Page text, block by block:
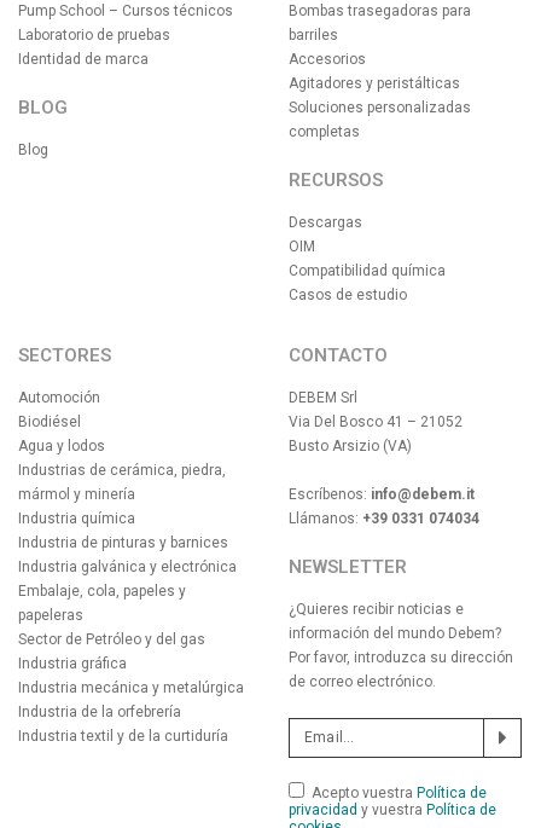
Pump School – Cursos técnicos
Laboratorio de pruebas
Identidad de marca
BLOG
Blog
Bombas trasegadoras para
barriles
Accesorios
Agitadores y peristálticas
Soluciones personalizadas
completas
RECURSOS
Descargas
OIM
Compatibilidad química
Casos de estudio
SECTORES
Automoción
Biodiésel
Agua y lodos
Industrias de cerámica, piedra,
mármol y minería
Industria química
Industria de pinturas y barnices
Industria galvánica y electrónica
Embalaje, cola, papeles y
papeleras
Sector de Petróleo y del gas
Industria gráfica
Industria mecánica y metalúrgica
Industria de la orfebrería
Industria textil y de la curtiduría
CONTACTO
DEBEM Srl
Via Del Bosco 41 – 21052
Busto Arsizio (VA)
Escríbenos: info@debem.it
Llámanos: +39 0331 074034
NEWSLETTER
¿Quieres recibir noticias e
información del mundo Debem?
Por favor, introduzca su dirección
de correo electrónico.
Acepto vuestra Política de
privacidad y vuestra Política de